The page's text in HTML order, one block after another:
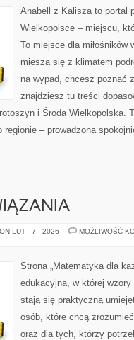
Anabell z Kalisza to portal
Wielkopolsce – miejscu,
To miejsce dla miłośników
miesza się z klimatem
na wypad, chcesz poznać
znajdziesz tu treści
i Środa Wielkopolska.
regionie – prowadzona
LUT - 7 - 2026
MOŻLIWOŚĆ
Strona „Matematyka dla
edukacyjna, w której
stają się praktyczną
osób, które chcą
oraz dla tych, którzy